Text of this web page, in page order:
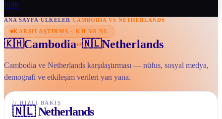
İndir
ANA SAYFA/ULKELER/CAMBODIA VS NETHERLANDS
KARŞILAŞTIRMA · KH VS NL
🇰🇭Cambodiavs🇳🇱Netherlands
Cambodia ve Netherlands karşılaştırması — nüfus, sosyal medya,
demografi ve etkileşim verileri yan yana.
// HIZLI BAKIŞ
🇳🇱 Netherlands